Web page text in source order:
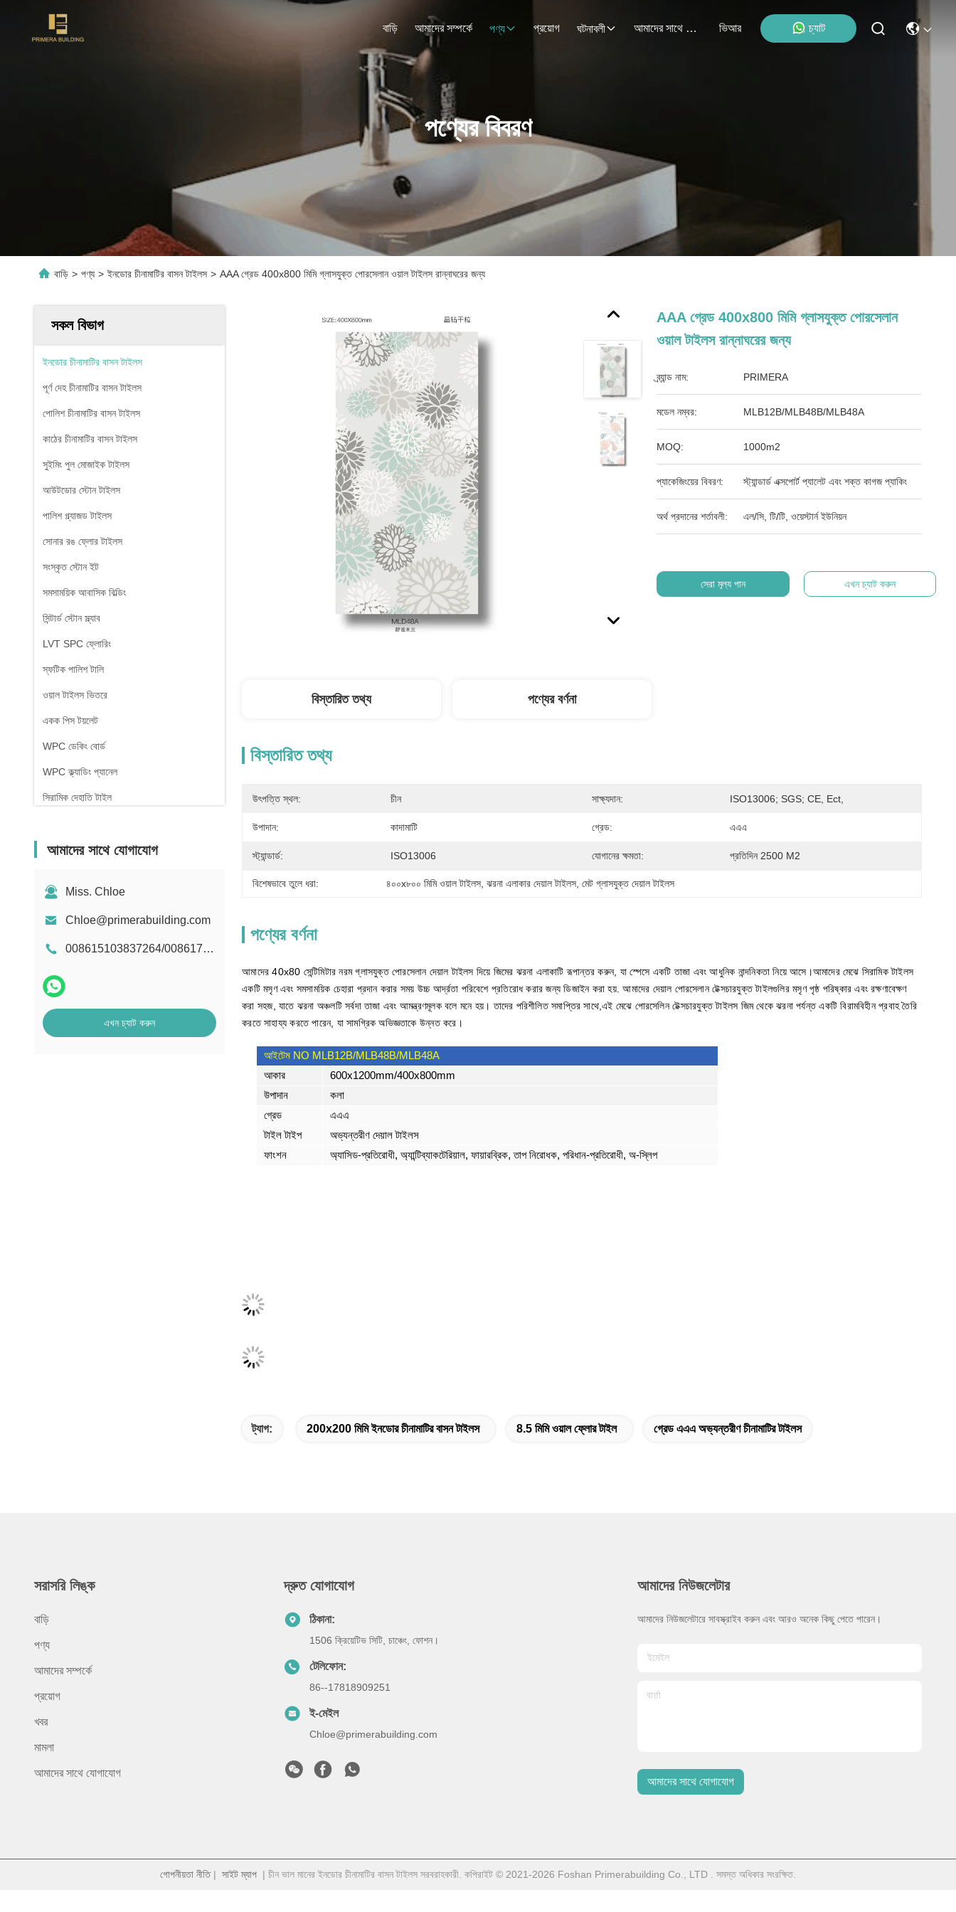
বাড়ি আমাদের সম্পর্কে পণ্য প্রয়োগ ঘটনাবলী আমাদের সাথে যোগাযোগ ভিআর চ্যাট
পণ্যের বিবরণ
বাড়ি > পণ্য > ইনডোর চীনামাটির বাসন টাইলস > AAA গ্রেড 400x800 মিমি গ্লাসযুক্ত পোরসেলান ওয়াল টাইলস রান্নাঘরের জন্য
সকল বিভাগ
ইনডোর চীনামাটির বাসন টাইলস
পূর্ণ দেহ চীনামাটির বাসন টাইলস
পোলিশ চীনামাটির বাসন টাইলস
কাঠের চীনামাটির বাসন টাইলস
সুইমিং পুল মোজাইক টাইলস
আউটডোর স্টোন টাইলস
পালিশ গ্ল্যাজড টাইলস
সোনার রঙ ফ্লোর টাইলস
সংস্কৃত স্টোন ইট
সমসাময়িক আবাসিক বিল্ডিং
সিন্টার্ড স্টোন স্ল্যাব
LVT SPC ফ্লোরিং
স্ফটিক পালিশ টালি
ওয়াল টাইলস ভিতরে
একক পিস টয়লেট
WPC ডেকিং বোর্ড
WPC ক্ল্যাডিং প্যানেল
সিরামিক দেহাতি টাইল
আমাদের সাথে যোগাযোগ
Miss. Chloe
Chloe@primerabuilding.com
008615103837264/008617818909251
এখন চ্যাট করুন
AAA গ্রেড 400x800 মিমি গ্লাসযুক্ত পোরসেলান
ওয়াল টাইলস রান্নাঘরের জন্য
ব্র্যান্ড নাম: PRIMERA
মডেল নম্বর: MLB12B/MLB48B/MLB48A
MOQ: 1000m2
প্যাকেজিংয়ের বিবরণ: স্ট্যান্ডার্ড এক্সপোর্ট প্যালেট এবং শক্ত কাগজ প্যাকিং
অর্থ প্রদানের শর্তাবলী: এল/সি, টি/টি, ওয়েস্টার্ন ইউনিয়ন
সেরা মূল্য পান এখন চ্যাট করুন
বিস্তারিত তথ্য পণ্যের বর্ণনা
বিস্তারিত তথ্য
উৎপত্তি স্থল: চীন সাক্ষ্যদান: ISO13006; SGS; CE, Ect,
উপাদান: কাদামাটি গ্রেড: এএএ
স্ট্যান্ডার্ড: ISO13006 যোগানের ক্ষমতা: প্রতিদিন 2500 M2
বিশেষভাবে তুলে ধরা: ৪০০x৮০০ মিমি ওয়াল টাইলস , ঝরনা এলাকার দেয়াল টাইলস , মেট গ্লাসযুক্ত দেয়াল টাইলস
পণ্যের বর্ণনা
আমাদের 40x80 সেন্টিমিটার নরম গ্লাসযুক্ত পোরসেলান দেয়াল টাইলস দিয়ে জিমের ঝরনা এলাকাটি রূপান্তর করুন, যা স্পেসে একটি তাজা এবং আধুনিক নান্দনিকতা নিয়ে আসে।আমাদের মেঝে সিরামিক টাইলস
একটি মসৃণ এবং সমসাময়িক চেহারা প্রদান করার সময় উচ্চ আর্দ্রতা পরিবেশে প্রতিরোধ করার জন্য ডিজাইন করা হয়. আমাদের দেয়াল পোরসেলান টেক্সচারযুক্ত টাইলগুলির মসৃণ পৃষ্ঠ পরিষ্কার এবং রক্ষণাবেক্ষণ
করা সহজ, যাতে ঝরনা অঞ্চলটি সর্বদা তাজা এবং আমন্ত্রণমূলক বলে মনে হয়। তাদের পরিশীলিত সমাপ্তির সাথে,এই মেঝে পোরসেলিন টেক্সচারযুক্ত টাইলস জিম থেকে ঝরনা পর্যন্ত একটি বিরামবিহীন প্রবাহ তৈরি
করতে সাহায্য করতে পারেন, যা সামগ্রিক অভিজ্ঞতাকে উন্নত করে।
আইটেম NO MLB12B/MLB48B/MLB48A
আকার
600x1200mm/400x800mm
উপাদান
কলা
গ্রেড
এএএ
টাইল টাইপ
অভ্যন্তরীণ দেয়াল টাইলস
ফাংশন
অ্যাসিড-প্রতিরোধী, অ্যান্টিব্যাকটেরিয়াল, ফায়ারব্রিক, তাপ নিরোধক, পরিধান-প্রতিরোধী, অ-স্লিপ
ট্যাগ: 200x200 মিমি ইনডোর চীনামাটির বাসন টাইলস 8.5 মিমি ওয়াল ফ্লোর টাইল গ্রেড এএএ অভ্যন্তরীণ চীনামাটির টাইলস
সরাসরি লিঙ্ক
বাড়ি
পণ্য
আমাদের সম্পর্কে
প্রয়োগ
খবর
মামলা
আমাদের সাথে যোগাযোগ
দ্রুত যোগাযোগ
ঠিকানা:
1506 ক্রিয়েটিভ সিটি, চাঞ্চেং, ফোশন।
টেলিফোন:
86--17818909251
ই-মেইল
Chloe@primerabuilding.com
আমাদের নিউজলেটার
আমাদের নিউজলেটারে সাবস্ক্রাইব করুন এবং আরও অনেক কিছু পেতে পারেন।
আমাদের সাথে যোগাযোগ
গোপনীয়তা নীতি| সাইট ম্যাপ | চীন ভাল মানের ইনডোর চীনামাটির বাসন টাইলস সরবরাহকারী. কপিরাইট © 2021-2026 Foshan Primerabuilding Co., LTD . সমস্ত অধিকার সংরক্ষিত.